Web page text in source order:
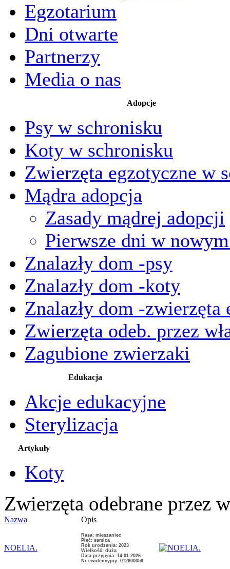
Egzotarium
Dni otwarte
Partnerzy
Media o nas
Adopcje
Psy w schronisku
Koty w schronisku
Zwierzęta egzotyczne w
Mądra adopcja
Zasady mądrej adopcji
Pierwsze dni w
Znalazły dom -psy
Znalazły dom -koty
Znalazły dom -zwierzęta
Zwierzęta odeb. przez
Zagubione zwierzaki
Edukacja
Akcje edukacyjne
Sterylizacja
Artykuły
Koty
Zwierzęta odebrane przez
Nazwa Opis
NOELIA.
Rasa: mieszaniec
Płeć: samica
Rok urodzenia: 2023
Wielkość: duża
Data przyjęcia: 14.01.2026
Nr ewidencyjny: 012600056